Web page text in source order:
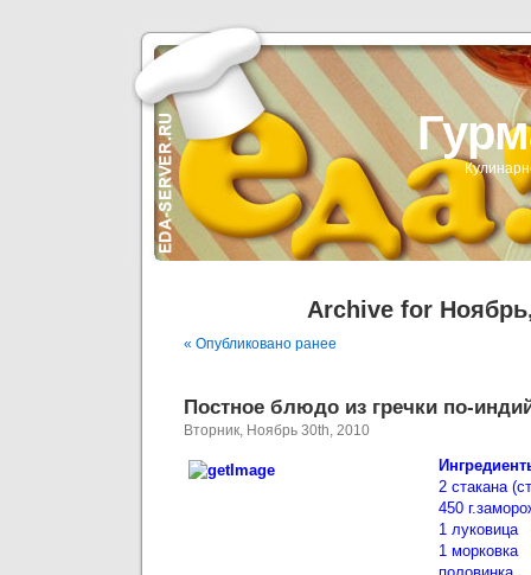
Archive for
« Опубликовано ранее
Постное блюдо из гречки по-
Вторник, Ноябрь 30th, 2010
2 стакана
450
1 луковица
1 морковка